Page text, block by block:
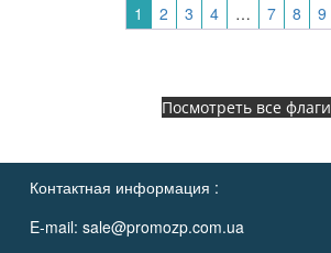
1 2 3 4 … 7 8 9
Посмотреть все флаги
Контактная информация :
E-mail: sale@promozp.com.ua